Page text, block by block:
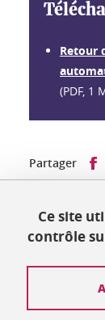
Retour
(PDF, 1
Partager
Publié le 13
Mis à jour le 10
Ce site
contrôle